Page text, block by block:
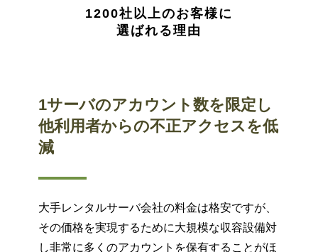
1200社以上のお客様に
選ばれる理由
1サーバのアカウント数を限定し
他利用者からの不正アクセスを低
減
大手レンタルサーバ会社の料金は格安ですが、
その価格を実現するために大規模な収容設備対
し非常に多くのアカウントを保有することがほ